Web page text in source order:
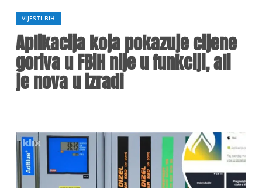
VIJESTI BIH
Aplikacija koja pokazuje cijene
goriva u FBiH nije u funkciji, ali
je nova u izradi